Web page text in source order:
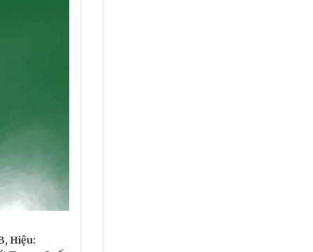
Hiệu: